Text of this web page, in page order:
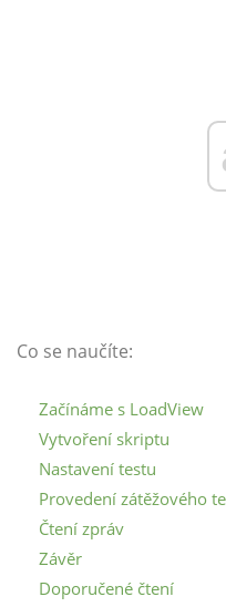
Co se naučíte:
Začínáme s LoadView
Vytvoření skriptu
Nastavení testu
Provedení zátěžového
Čtení zpráv
Závěr
Doporučené čtení